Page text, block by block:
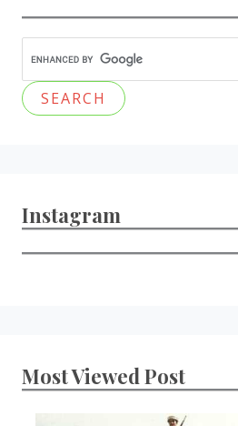
Instagram
Most Viewed Post